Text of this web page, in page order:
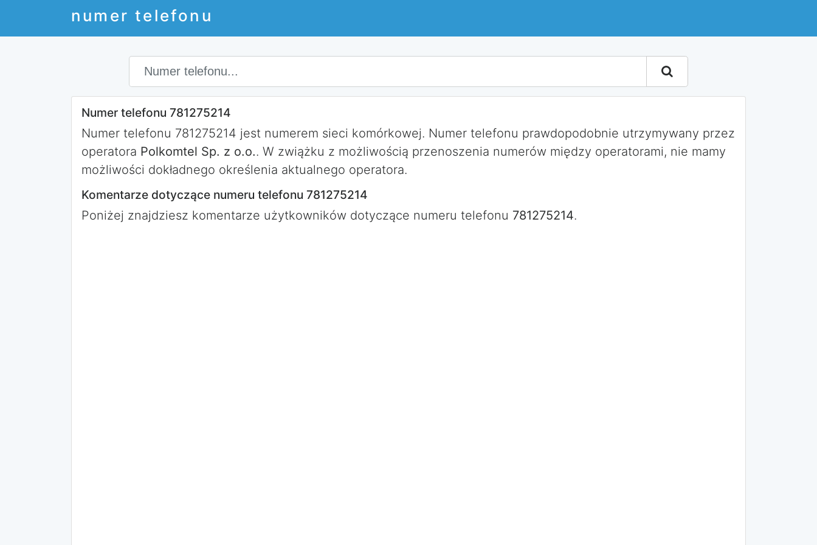
numer telefonu
Numer telefonu 781275214
Numer telefonu 781275214 jest numerem sieci komórkowej. Numer telefonu prawdopodobnie utrzymywany przez
operatora Polkomtel Sp. z o.o.. W zwiążku z możliwością przenoszenia numerów między operatorami, nie mamy
możliwości dokładnego określenia aktualnego operatora.
Komentarze dotyczące numeru telefonu 781275214
Poniżej znajdziesz komentarze użytkowników dotyczące numeru telefonu 781275214.